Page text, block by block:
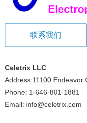
联系我们
Celetrix LLC
Address:11100 Endeavor
Phone: 1-646-801-1881
Email: info@celetrix.com